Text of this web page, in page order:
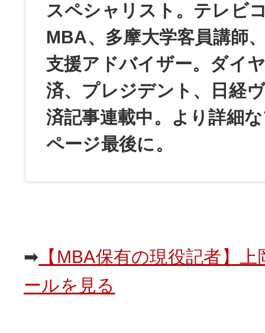
スペシャリスト。テレビ
MBA、多摩大学客員講師
支援アドバイザー。ダイ
済、プレジデント、日経
済記事連載中。より詳細
ページ最後に。
➡ 【MBA保有の現役記者】
ールを見る